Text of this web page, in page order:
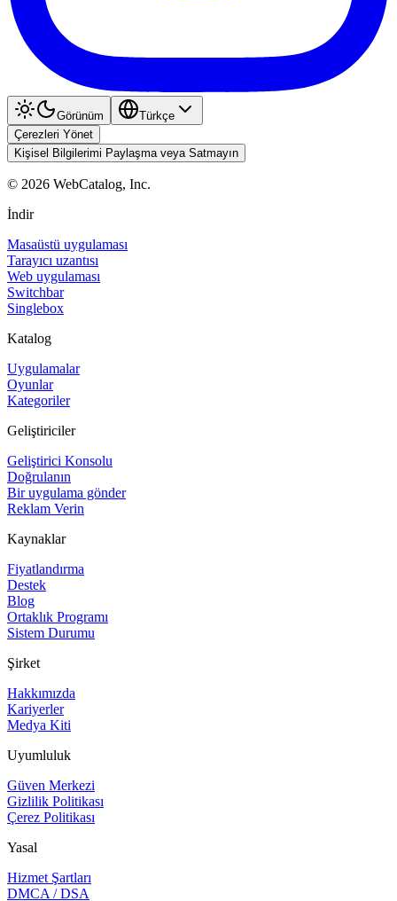
Görünüm
Türkçe
Çerezleri Yönet
Kişisel Bilgilerimi Paylaşma veya Satmayın
© 2026 WebCatalog, Inc.
İndir
Masaüstü uygulaması
Tarayıcı uzantısı
Web uygulaması
Switchbar
Singlebox
Katalog
Uygulamalar
Oyunlar
Kategoriler
Geliştiriciler
Geliştirici Konsolu
Doğrulanın
Bir uygulama gönder
Reklam Verin
Kaynaklar
Fiyatlandırma
Destek
Blog
Ortaklık Programı
Sistem Durumu
Şirket
Hakkımızda
Kariyerler
Medya Kiti
Uyumluluk
Güven Merkezi
Gizlilik Politikası
Çerez Politikası
Yasal
Hizmet Şartları
DMCA / DSA